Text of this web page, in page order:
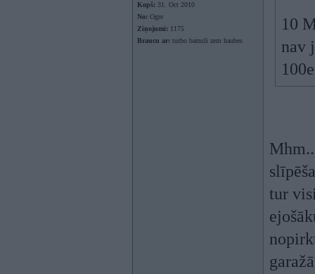
Kopš: 31. Oct 2010
No: Ogre
Ziņojumi: 1175
Braucu ar: turbo bamsli zem haubes
10
nav
tur